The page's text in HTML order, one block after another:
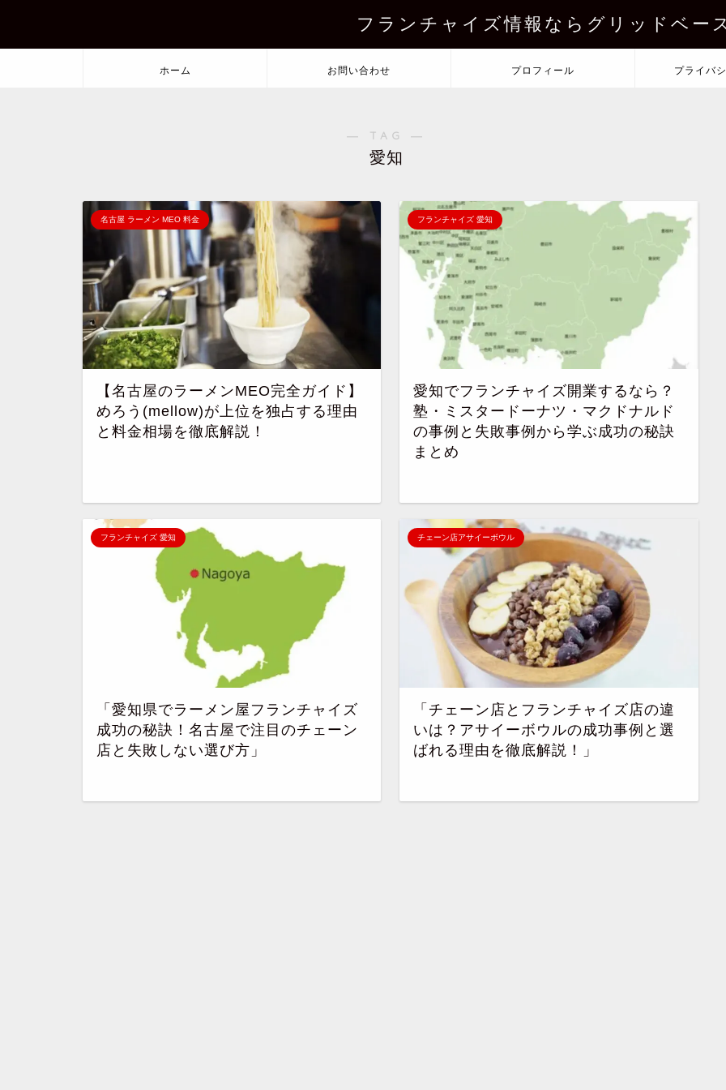
フランチャイズ情報ならグリッドベー
ホーム お問い合わせ プロフィール プライバ
― TAG ―
愛知
名古屋 ラーメン MEO 料金
【名古屋のラーメンMEO完全ガイド】
めろう(mellow)が上位を独占する理由
と料金相場を徹底解説！
フランチャイズ 愛知
愛知でフランチャイズ開業するなら？
塾・ミスタードーナツ・マクドナルド
の事例と失敗事例から学ぶ成功の秘訣
まとめ
フランチャイズ 愛知
「愛知県でラーメン屋フランチャイズ
成功の秘訣！名古屋で注目のチェーン
店と失敗しない選び方」
チェーン店アサイーボウル
「チェーン店とフランチャイズ店の違
いは？アサイーボウルの成功事例と選
ばれる理由を徹底解説！」